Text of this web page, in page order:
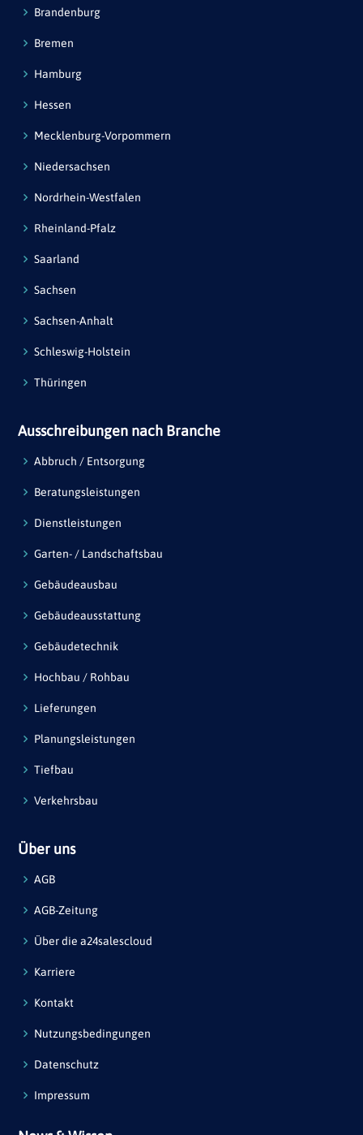
Brandenburg
Bremen
Hamburg
Hessen
Mecklenburg-Vorpommern
Niedersachsen
Nordrhein-Westfalen
Rheinland-Pfalz
Saarland
Sachsen
Sachsen-Anhalt
Schleswig-Holstein
Thüringen
Ausschreibungen nach Branche
Abbruch / Entsorgung
Beratungsleistungen
Dienstleistungen
Garten- / Landschaftsbau
Gebäudeausbau
Gebäudeausstattung
Gebäudetechnik
Hochbau / Rohbau
Lieferungen
Planungsleistungen
Tiefbau
Verkehrsbau
Über uns
AGB
AGB-Zeitung
Über die a24salescloud
Karriere
Kontakt
Nutzungsbedingungen
Datenschutz
Impressum